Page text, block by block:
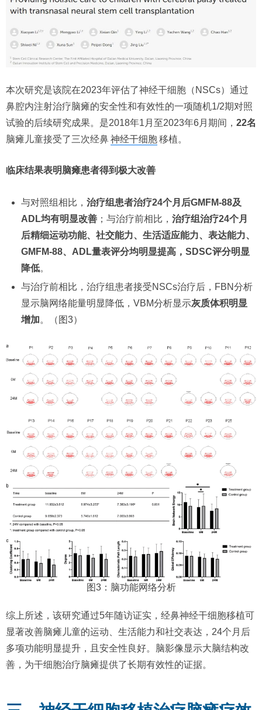
本次研究是该院在2023年评估了神经干细胞（NSCs）通过
鼻腔内注射治疗脑瘫的安全性和有效性的一项随机1/2期对照
试验的后续研究成果。是2018年1月至2023年6月期间， 22名
脑瘫儿童接受了三次经鼻神经干细胞移植。
临床结果表明脑瘫患者得到极大改善
与对照组相比， 治疗组患者治疗24个月后GMFM-88及
ADL均有明显改善；与治疗前相比， 治疗组治疗24个月
后精细运动功能、社交能力、生活适应能力、表达能力、
GMFM-88、ADL量表评分均明显提高，SDSC评分明显
降低。
与治疗前相比，治疗组患者接受NSCs治疗后，FBN分析
显示脑网络能量明显降低，VBM分析显示灰质体积明显
增加。（图3）
图3：脑功能网络分析
综上所述，该研究通过5年随访证实，经鼻神经干细胞移植可
显著改善脑瘫儿童的运动、生活能力和社交表达，24个月后
多项功能明显提升，且安全性良好。脑影像显示大脑结构改
善，为干细胞治疗脑瘫提供了长期有效性的证据。